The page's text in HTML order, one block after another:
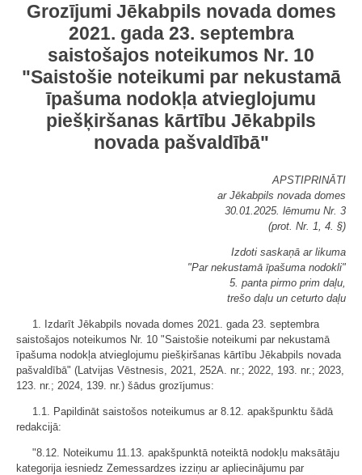
Grozījumi Jēkabpils novada domes
2021. gada 23. septembra
saistošajos noteikumos Nr. 10
"Saistošie noteikumi par nekustamā
īpašuma nodokļa atvieglojumu
piešķiršanas kārtību Jēkabpils
novada pašvaldībā"
APSTIPRINĀTI
ar Jēkabpils novada domes
30.01.2025. lēmumu Nr. 3
(prot. Nr. 1, 4. §)
Izdoti saskaņā ar likuma
"Par nekustamā īpašuma nodokli"
5. panta pirmo prim daļu,
trešo daļu un ceturto daļu
1. Izdarīt Jēkabpils novada domes 2021. gada 23. septembra
saistošajos noteikumos Nr. 10 "Saistošie noteikumi par nekustamā
īpašuma nodokļa atvieglojumu piešķiršanas kārtību Jēkabpils novada
pašvaldībā" (Latvijas Vēstnesis, 2021, 252A. nr.; 2022, 193. nr.; 2023,
123. nr.; 2024, 139. nr.) šādus grozījumus:
1.1. Papildināt saistošos noteikumus ar 8.12. apakšpunktu šādā
redakcijā:
"8.12. Noteikumu 11.13. apakšpunktā noteiktā nodokļu maksātāju
kategorija iesniedz Zemessardzes izziņu ar apliecinājumu par